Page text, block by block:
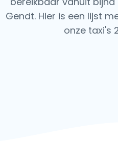
Gendt. Hier is een lijst
onze taxi's